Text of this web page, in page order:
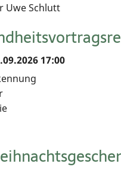
Uwe Schlutt
17:00